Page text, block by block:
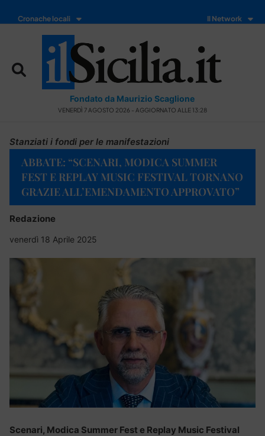
Cronache locali Il Network
Fondato da Maurizio Scaglione
VENERDÌ 7 AGOSTO 2026 - AGGIORNATO ALLE 13:28
Stanziati i fondi per le manifestazioni
ABBATE: “SCENARI, MODICA SUMMER
FEST E REPLAY MUSIC FESTIVAL TORNANO
GRAZIE ALL’EMENDAMENTO APPROVATO”
Redazione
venerdì 18 Aprile 2025
Scenari, Modica Summer Fest e Replay Music Festival